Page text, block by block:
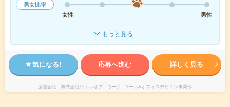
男女比率
女性
男性
もっと見る
気になる! 応募へ進む 詳しく見る
派遣会社 株式会社ウィルオブ・ワーク コール&オフィスデザイン事業部